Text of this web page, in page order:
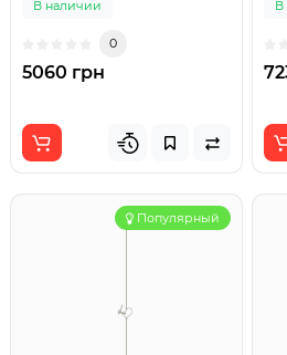
В наличии
0
5060 грн
В
Популярный